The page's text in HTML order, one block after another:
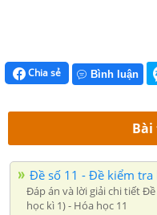
Chia sẻ Bình luận
Đề số 11 - Đề kiểm tra
Đáp án và lời giải chi tiết
học kì 1) - Hóa học 11